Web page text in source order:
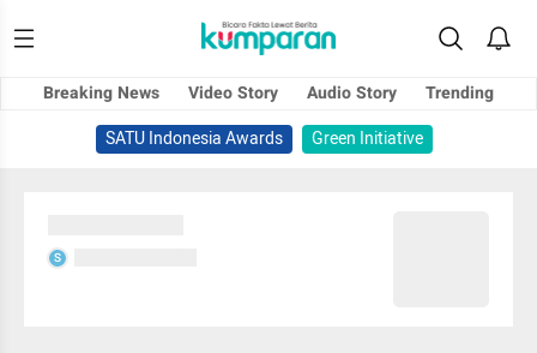
Breaking News Video Story Audio Story
Trending
SATU Indonesia Awards
Green Initiative
S